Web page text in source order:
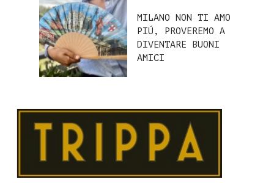
MILANO NON TI AMO
PIÚ, PROVEREMO A
DIVENTARE BUONI
AMICI